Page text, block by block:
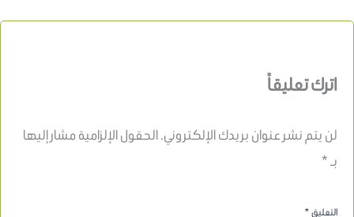
اترك تعليقاً
لن يتم نشر عنوان بريدك الإلكتروني.الحقول الإلزامية مشار إليها
بـ*
التعليق*